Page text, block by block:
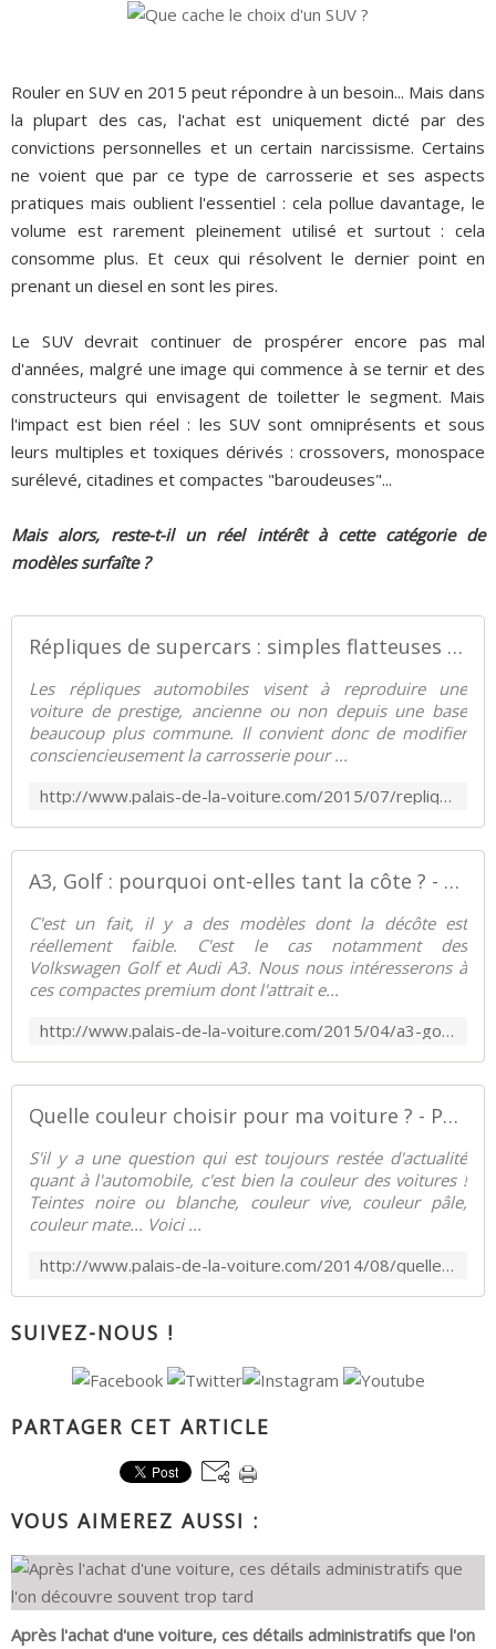
Rouler en SUV en 2015 peut répondre à un besoin... Mais dans
la plupart des cas, l'achat est uniquement dicté par des
convictions personnelles et un certain narcissisme. Certains
ne voient que par ce type de carrosserie et ses aspects
pratiques mais oublient l'essentiel : cela pollue davantage, le
volume est rarement pleinement utilisé et surtout : cela
consomme plus. Et ceux qui résolvent le dernier point en
prenant un diesel en sont les pires.
Le SUV devrait continuer de prospérer encore pas mal
d'années, malgré une image qui commence à se ternir et des
constructeurs qui envisagent de toiletter le segment. Mais
l'impact est bien réel : les SUV sont omniprésents et sous
leurs multiples et toxiques dérivés : crossovers, monospace
surélevé, citadines et compactes "baroudeuses"...
Mais alors, reste-t-il un réel intérêt à cette catégorie de
modèles surfaîte ?
Répliques de supercars : simples flatteuses d'égo ? - Palais-de-la-Voiture.com
Les répliques automobiles visent à reproduire une
voiture de prestige, ancienne ou non depuis une base
beaucoup plus commune. Il convient donc de modifier
consciencieusement la carrosserie pour ...
http://www.palais-de-la-voiture.com/2015/07/repliques-de-supercars-simples-flatteuses-d-ego.html
A3, Golf : pourquoi ont-elles tant la côte ? - Palais-de-la-Voiture.com
C'est un fait, il y a des modèles dont la décôte est
réellement faible. C'est le cas notamment des
Volkswagen Golf et Audi A3. Nous nous intéresserons à
ces compactes premium dont l'attrait e...
http://www.palais-de-la-voiture.com/2015/04/a3-golf-pourquoi-ont-elles-tant-la-cote.html
Quelle couleur choisir pour ma voiture ? - Palais-de-la-Voiture.com
S'il y a une question qui est toujours restée d'actualité
quant à l'automobile, c'est bien la couleur des voitures !
Teintes noire ou blanche, couleur vive, couleur pâle,
couleur mate... Voici ...
http://www.palais-de-la-voiture.com/2014/08/quelle-couleur-choisir-pour-ma-voiture.html
SUIVEZ-NOUS !
PARTAGER CET ARTICLE
VOUS AIMEREZ AUSSI :
Après l'achat d'une voiture, ces détails administratifs que l'on